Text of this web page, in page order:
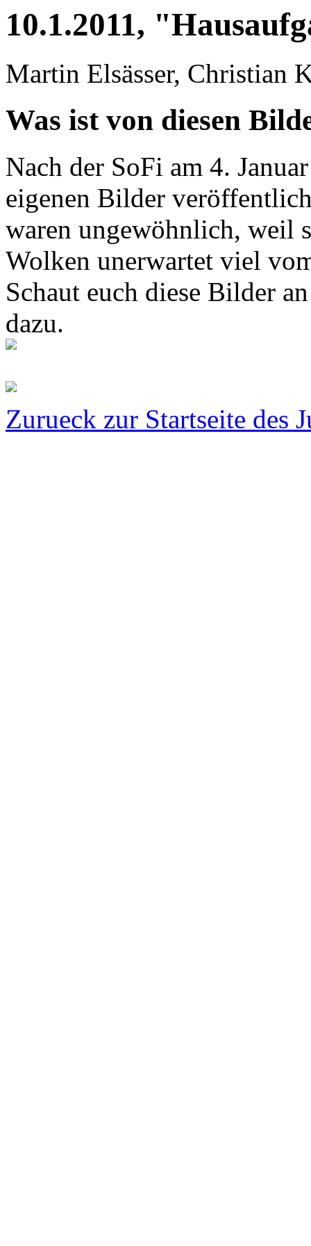
10.1.2011,
Martin Elsässer, Christian
Was ist von diesen
Nach der SoFi am 4.
eigenen Bilder
waren ungewöhnlich, weil
Wolken unerwartet viel
Schaut euch diese Bilder
dazu.
Zurueck zur Startseite des